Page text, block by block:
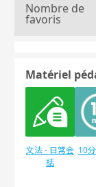
Nombre de
favoris
Matériel
文法 - 日常会
話
10